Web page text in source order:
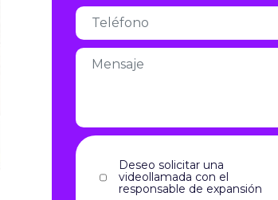
Deseo solicitar una
videollamada con el
responsable de expansión